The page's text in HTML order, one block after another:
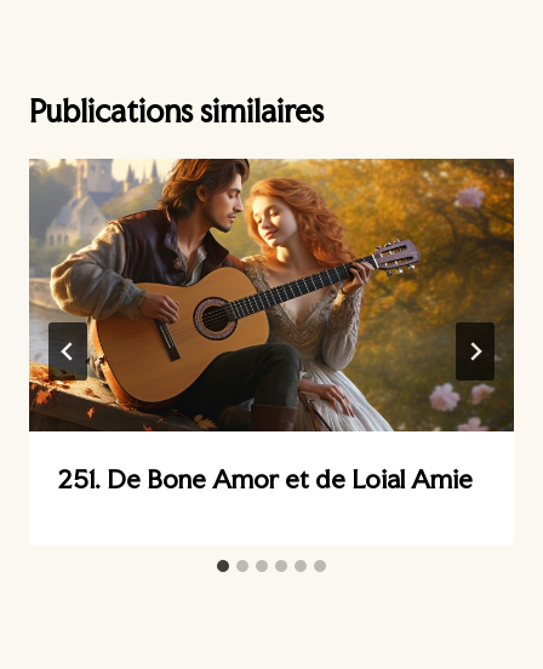
Publications similaires
251. De Bone Amor et de Loial Amie